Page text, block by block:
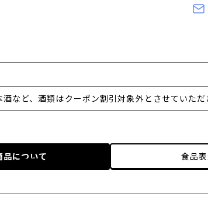
酒など、酒類はクーポン割引対象外とさせていただ
品について 食品